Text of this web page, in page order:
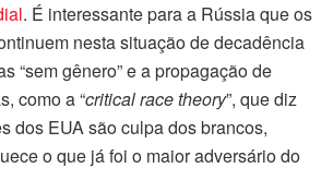
. É interessante para a Rússia que os
nesta situação de decadência
“sem gênero” e a propagação de
como a “critical race theory”, que diz
dos EUA são culpa dos brancos,
o que já foi o maior adversário do